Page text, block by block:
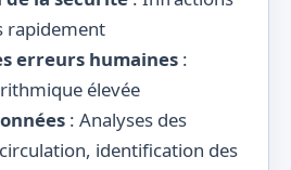
rapidement
erreurs humaines :
élevée
: Analyses des
identification des